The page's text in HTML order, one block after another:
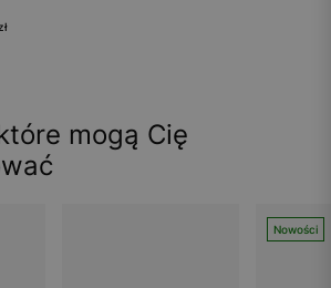
mogą Cię
Nowości